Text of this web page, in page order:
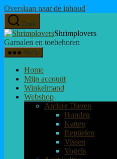
Overslaan naar de inhoud
Zoek
Shrimplovers
Garnalen en toebehoren
Menu
Home
Mijn account
Winkelmand
Webshop
Andere Dieren
Honden
Katten
Reptielen
Vissen
Vogels